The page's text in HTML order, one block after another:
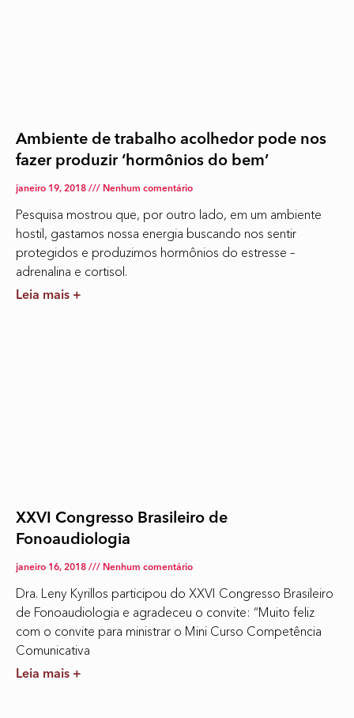
Ambiente de trabalho acolhedor pode nos
fazer produzir ‘hormônios do bem’
janeiro 19, 2018 Nenhum comentário
Pesquisa mostrou que, por outro lado, em um ambiente
hostil, gastamos nossa energia buscando nos sentir
protegidos e produzimos hormônios do estresse –
adrenalina e cortisol.
Leia mais +
XXVI Congresso Brasileiro de
Fonoaudiologia
janeiro 16, 2018 Nenhum comentário
Dra. Leny Kyrillos participou do XXVI Congresso Brasileiro
de Fonoaudiologia e agradeceu o convite: “Muito feliz
com o convite para ministrar o Mini Curso Competência
Comunicativa
Leia mais +